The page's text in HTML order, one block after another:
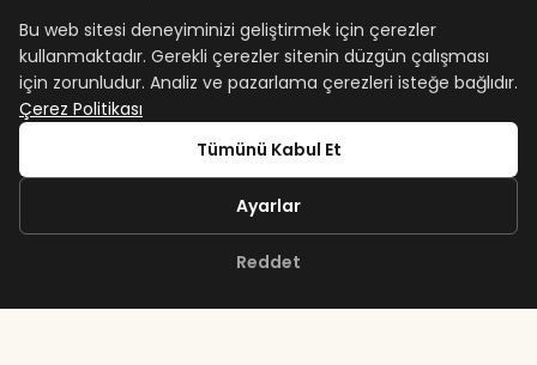
zaiyasam zaiyasam
+15 yaş sınırımız vardır.
Bu web sitesi deneyiminizi geliştirmek için çerezler
kullanmaktadır. Gerekli çerezler sitenin düzgün çalışması
için zorunludur. Analiz ve pazarlama çerezleri isteğe bağlıdır.
Çerez Politikası
Tümünü Kabul Et
Ayarlar
Reddet